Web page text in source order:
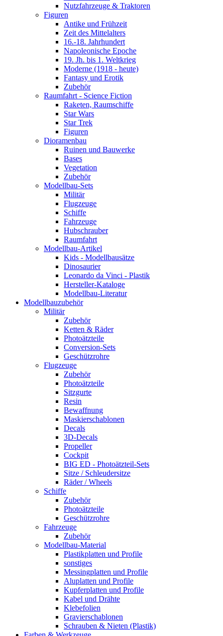
Nutzfahrzeuge & Traktoren
Figuren
Antike und Frühzeit
Zeit des Mittelalters
16.-18. Jahrhundert
Napoleonische Epoche
19. Jh. bis 1. Weltkrieg
Moderne (1918 - heute)
Fantasy und Erotik
Zubehör
Raumfahrt - Science Fiction
Raketen, Raumschiffe
Star Wars
Star Trek
Figuren
Dioramenbau
Ruinen und Bauwerke
Bases
Vegetation
Zubehör
Modellbau-Sets
Militär
Flugzeuge
Schiffe
Fahrzeuge
Hubschrauber
Raumfahrt
Modellbau-Artikel
Kids - Modellbausätze
Dinosaurier
Leonardo da Vinci - Plastik
Hersteller-Kataloge
Modellbau-Literatur
Modellbauzubehör
Militär
Zubehör
Ketten & Räder
Photoätzteile
Conversion-Sets
Geschützrohre
Flugzeuge
Zubehör
Photoätzteile
Sitzgurte
Resin
Bewaffnung
Maskierschablonen
Decals
3D-Decals
Propeller
Cockpit
BIG ED - Photoätzteil-Sets
Sitze / Schleudersitze
Räder / Wheels
Schiffe
Zubehör
Photoätzteile
Geschützrohre
Fahrzeuge
Zubehör
Modellbau-Material
Plastikplatten und Profile
sonstiges
Messingplatten und Profile
Aluplatten und Profile
Kupferplatten und Profile
Kabel und Drähte
Klebefolien
Gravierschablonen
Schrauben & Nieten (Plastik)